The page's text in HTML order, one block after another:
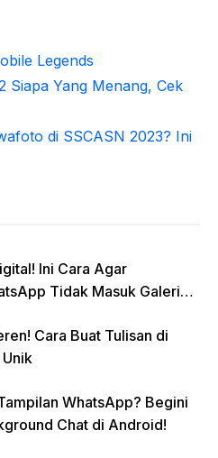
Legends
Siapa Yang Menang, Cek
di SSCASN 2023? Ini
Ini Cara Agar
Tidak Masuk Galeri
Cara Buat Tulisan di
WhatsApp? Begini
Chat di Android!